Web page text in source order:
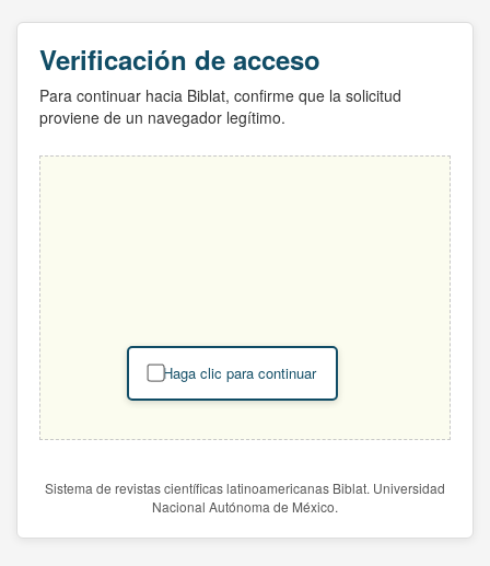
Verificación de acceso
Para continuar hacia Biblat, confirme que la solicitud
proviene de un navegador legítimo.
Haga clic para continuar
Sistema de revistas científicas latinoamericanas Biblat. Universidad
Nacional Autónoma de México.